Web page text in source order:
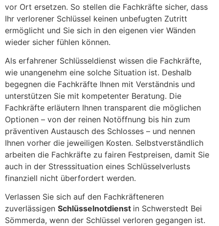
vor Ort ersetzen. So stellen die Fachkräfte sicher, dass
Ihr verlorener Schlüssel keinen unbefugten Zutritt
ermöglicht und Sie sich in den eigenen vier Wänden
wieder sicher fühlen können.
Als erfahrener Schlüsseldienst wissen die Fachkräfte,
wie unangenehm eine solche Situation ist. Deshalb
begegnen die Fachkräfte Ihnen mit Verständnis und
unterstützen Sie mit kompetenter Beratung. Die
Fachkräfte erläutern Ihnen transparent die möglichen
Optionen – von der reinen Notöffnung bis hin zum
präventiven Austausch des Schlosses – und nennen
Ihnen vorher die jeweiligen Kosten. Selbstverständlich
arbeiten die Fachkräfte zu fairen Festpreisen, damit Sie
auch in der Stresssituation eines Schlüsselverlusts
finanziell nicht überfordert werden.
Verlassen Sie sich auf den Fachkräfteneren
zuverlässigen Schlüsselnotdienst in Schwerstedt Bei
Sömmerda, wenn der Schlüssel verloren gegangen ist.